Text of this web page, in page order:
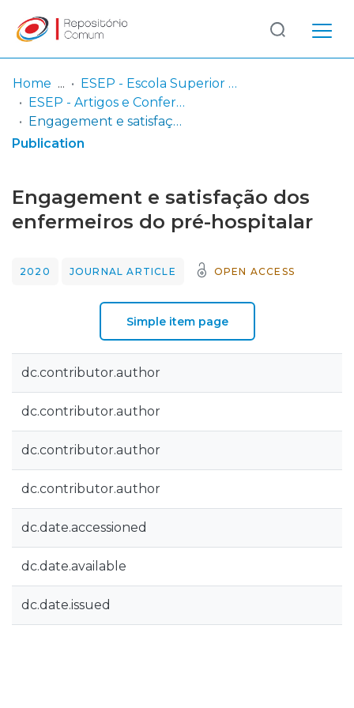
Communities
& Collections
Entities
Log
In
(current)
Home
ESEP - Escola Superior de Enfermagem - Universidade do Porto
ESEP - Artigos e Conference Proceedings
Engagement e satisfação dos enfermeiros do pré-hospitalar
Publication
Engagement e satisfação dos
enfermeiros do pré-hospitalar
2020 JOURNAL ARTICLE OPEN ACCESS
Simple item page
dc.contributor.author
dc.contributor.author
dc.contributor.author
dc.contributor.author
dc.date.accessioned
dc.date.available
dc.date.issued